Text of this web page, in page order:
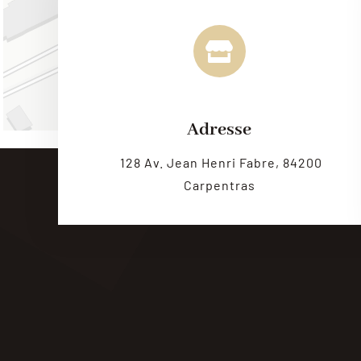
Adresse
128 Av. Jean Henri Fabre, 84200
Carpentras